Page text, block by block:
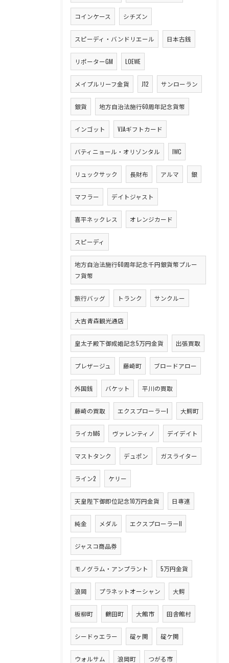
コインケース シチズン
スピーディ・バンドリエール 日本古銭
リポーターGM LOEWE
メイプルリーフ金貨 J12 サンローラン
銀貨 地方自治法施行60周年記念貨幣
インゴット VJAギフトカード
バティニョール・オリゾンタル IWC
リュックサック 長財布 アルマ 銀
マフラー デイトジャスト
喜平ネックレス オレンジカード
スピーディ
地方自治法施行60周年記念千円銀貨幣プルー
フ貨幣
旅行バッグ トランク サンクルー
大吉青森観光通店
皇太子殿下御成婚記念5万円金貨 出張買取
プレザージュ 藤崎町 ブロードアロー
外国銭 バケット 平川の買取
藤崎の買取 エクスプローラーI 大鰐町
ライカM6 ヴァレンティノ デイデイト
マストタンク デュポン ガスライター
ライン2 ケリー
天皇陛下御即位記念10万円金貨 日専連
純金 メダル エクスプローラーII
ジャスコ商品券
モノグラム・アンプラント 5万円金貨
浪岡 プラネットオーシャン 大鰐
板柳町 鶴田町 大館市 田舎館村
シードゥエラー 碇ヶ関 碇ケ関
ウォルサム 浪岡町 つがる市